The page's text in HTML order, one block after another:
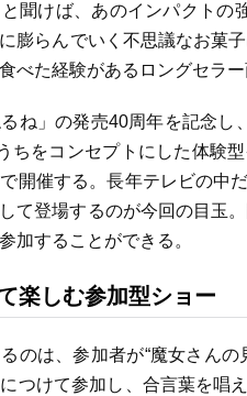
と聞けば、あのインパクト
膨らんでいく不思議なお菓
べた経験があるロングセラー
ね」の発売40周年を記念
ちをコンセプトにした体験
開催する。長年テレビの中
て登場するのが今回の目玉
加することができる。
楽しむ参加型ショー
のは、参加者が“魔女さん
つけて参加し、合言葉を唱